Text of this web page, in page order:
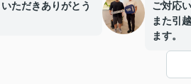
ただきありがとう
ご対応
また引
ます。